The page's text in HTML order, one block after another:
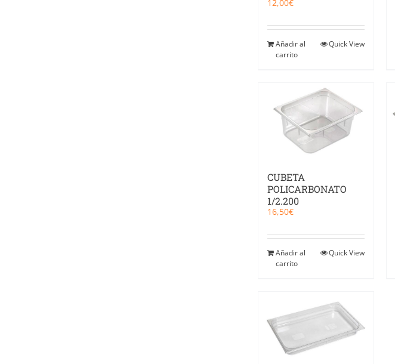
12,00€
Añadir al
carrito
Quick View
CUBETA
POLICARBONATO
1/2.200
16,50€
Añadir al
carrito
Quick View